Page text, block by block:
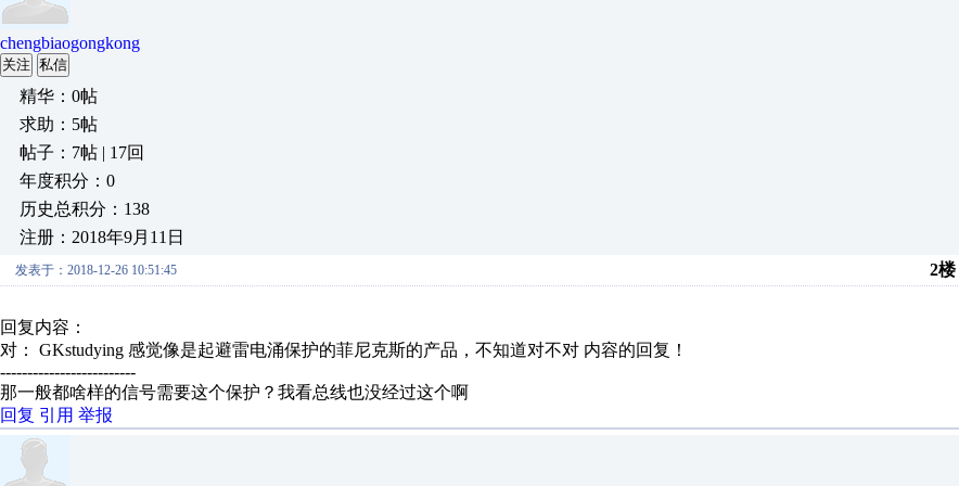
chengbiaogongkong
关注 私信
精华：0帖
求助：5帖
帖子：7帖 | 17回
年度积分：0
历史总积分：138
注册：2018年9月11日
发表于：2018-12-26 10:51:45 2楼
回复内容：
对： GKstudying 感觉像是起避雷电涌保护的菲尼克斯的产品，不知道对不对 内容的回复！
-------------------------
那一般都啥样的信号需要这个保护？我看总线也没经过这个啊
回复 引用 举报